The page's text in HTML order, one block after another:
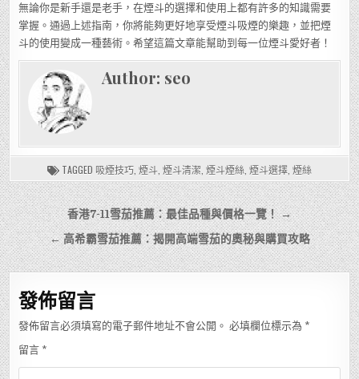
無論你是新手還是老手，在煙斗的選擇和使用上都有許多的知識需要
掌握。通過上述指南，你將能夠更好地享受煙斗吸煙的樂趣，並把煙
斗的使用變成一種藝術。希望這篇文章能幫助到每一位煙斗愛好者！
Author: seo
TAGGED 吸煙技巧 煙斗 煙斗清潔 煙斗煙絲 煙斗選擇 煙絲
文
章
導
覽
香港7-11雪茄推薦：最佳品種與價格一覽！ →
← 高希霸雪茄推薦：揭開高端雪茄的奧秘與購買攻略
發佈留言
發佈留言必須填寫的電子郵件地址不會公開。 必填欄位標示為 *
留言 *